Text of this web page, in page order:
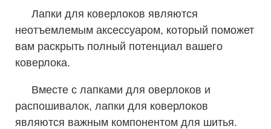
Лапки для коверлоков являются
неотъемлемым аксессуаром, который поможет
вам раскрыть полный потенциал вашего
коверлока.
Вместе с лапками для оверлоков и
распошивалок, лапки для коверлоков
являются важным компонентом для шитья.